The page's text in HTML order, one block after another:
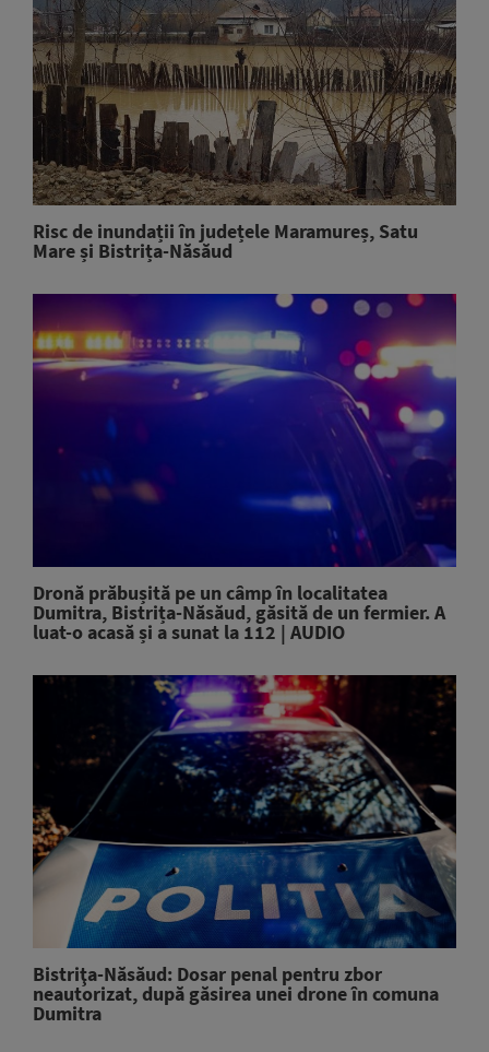
Risc de inundații în județele Maramureș, Satu
Mare și Bistrița-Năsăud
Dronă prăbușită pe un câmp în localitatea
Dumitra, Bistrița-Năsăud, găsită de un fermier. A
luat-o acasă și a sunat la 112 | AUDIO
Bistriţa-Năsăud: Dosar penal pentru zbor
neautorizat, după găsirea unei drone în comuna
Dumitra